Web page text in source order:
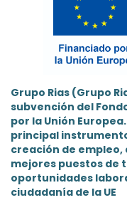
Grupo Rias (Grupo
subvención del
por la Unión
principal
creación de empleo,
mejores puestos de
oportunidades
ciudadanía de la UE